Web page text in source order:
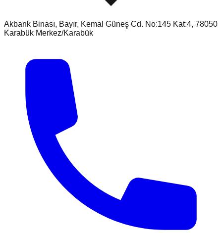
Akbank Binası, Bayır, Kemal Güneş Cd. No:145 Kat:4, 78050
Karabük Merkez/Karabük